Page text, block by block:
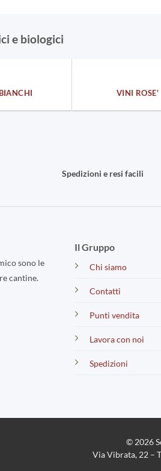
e biologici
VINI ROSE'
Spedizioni e resi facili
sono le
cantine.
Il Gruppo
Chi siamo
Contatti
Punti vendita
Lavora con noi
Spedizioni
© 2026
Via Vibrata, 22 –